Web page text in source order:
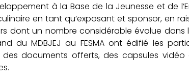
à la Base de la Jeunesse et de
en tant qu’exposant et sponsor, en
dont un nombre considérable évolue dans
du MDBJEJ au FESMA ont édifié les
documents offerts, des capsules